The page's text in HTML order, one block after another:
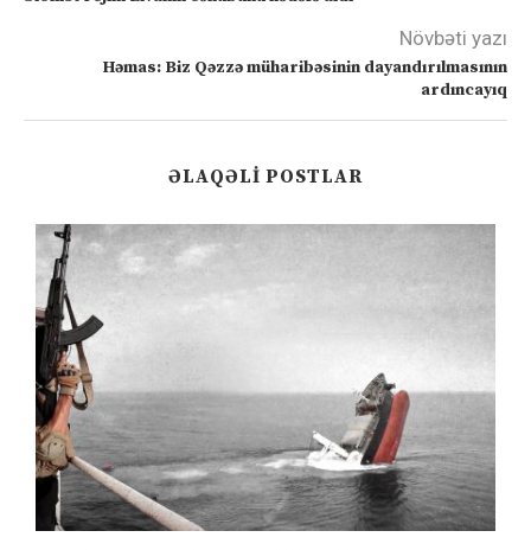
Növbəti yazı
Həmas: Biz Qəzzə müharibəsinin dayandırılmasının
ardıncayıq
ƏLAQƏLI POSTLAR